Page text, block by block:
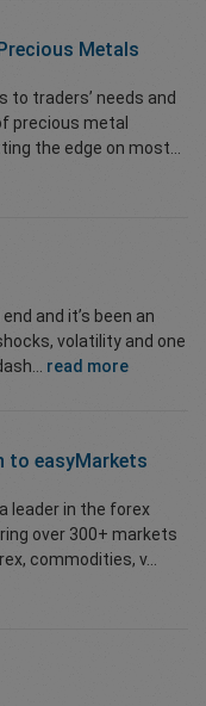
Metals
to traders’ needs and
precious metal
the edge on most...
and it’s been an
volatility and one
read more
to easyMarkets
leader in the forex
over 300+ markets
commodities, v...